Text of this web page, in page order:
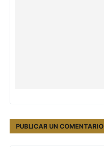
PUBLICAR UN COMENTARIO